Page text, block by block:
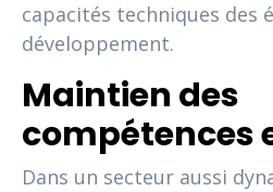
capacités techniques des
développement.
Maintien des
compétences
Dans un secteur aussi